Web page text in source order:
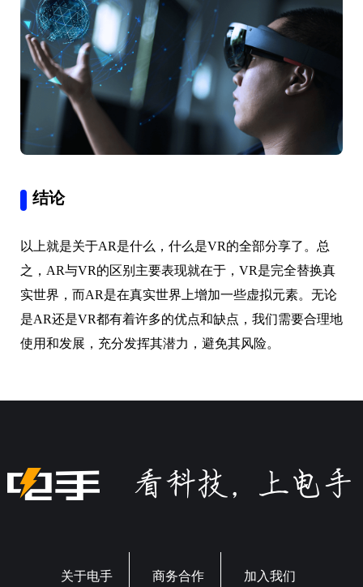
结论
以上就是关于AR是什么，什么是VR的全部分享了。总
之，AR与VR的区别主要表现就在于，VR是完全替换真
实世界，而AR是在真实世界上增加一些虚拟元素。无论
是AR还是VR都有着许多的优点和缺点，我们需要合理地
使用和发展，充分发挥其潜力，避免其风险。
关于电手 商务合作 加入我们